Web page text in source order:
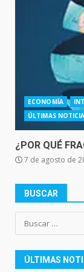
ECONOMÍA
ÚLTIMAS
¿POR QUÉ
7 de agosto de
BUSCAR
Buscar:
ÚLTIMAS